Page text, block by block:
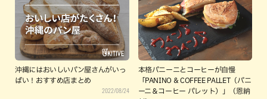
沖縄にはおいしいパン屋さんがいっ
ぱい！おすすめ店まとめ
2022/08/24
本格パニーニとコーヒーが自慢
「PANINO & COFFEE PALLET（パニ
ーニ＆コーヒー パレット）」（恩納